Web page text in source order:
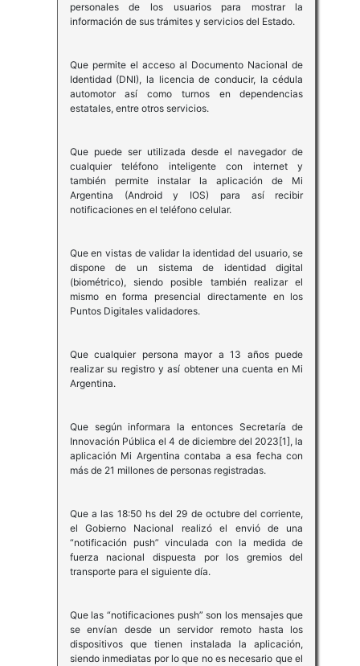
personales de los usuarios para mostrar la
información de sus trámites y servicios del Estado.
Que permite el acceso al Documento Nacional de
Identidad (DNI), la licencia de conducir, la cédula
automotor así como turnos en dependencias
estatales, entre otros servicios.
Que puede ser utilizada desde el navegador de
cualquier teléfono inteligente con internet y
también permite instalar la aplicación de Mi
Argentina (Android y IOS) para así recibir
notificaciones en el teléfono celular.
Que en vistas de validar la identidad del usuario, se
dispone de un sistema de identidad digital
(biométrico), siendo posible también realizar el
mismo en forma presencial directamente en los
Puntos Digitales validadores.
Que cualquier persona mayor a 13 años puede
realizar su registro y así obtener una cuenta en Mi
Argentina.
Que según informara la entonces Secretaría de
Innovación Pública el 4 de diciembre del 2023[1], la
aplicación Mi Argentina contaba a esa fecha con
más de 21 millones de personas registradas.
Que a las 18:50 hs del 29 de octubre del corriente,
el Gobierno Nacional realizó el envió de una
“notificación push” vinculada con la medida de
fuerza nacional dispuesta por los gremios del
transporte para el siguiente día.
Que las “notificaciones push” son los mensajes que
se envían desde un servidor remoto hasta los
dispositivos que tienen instalada la aplicación,
siendo inmediatas por lo que no es necesario que el